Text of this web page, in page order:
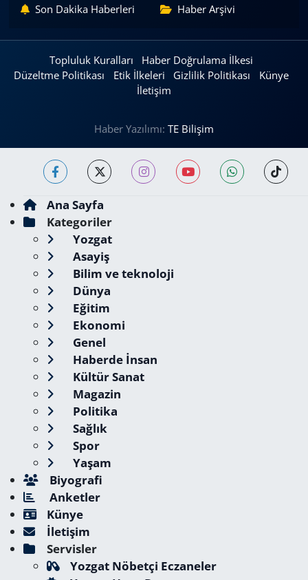
Son Dakika Haberleri Haber Arşivi
Topluluk Kuralları
Haber Doğrulama İlkesi
Düzeltme Politikası
Etik İlkeleri Gizlilik Politikası
Künye
İletişim
Haber Yazılımı: TE Bilişim
Ana Sayfa
Kategoriler
Yozgat
Asayiş
Bilim ve teknoloji
Dünya
Eğitim
Ekonomi
Genel
Haberde İnsan
Kültür Sanat
Magazin
Politika
Sağlık
Spor
Yaşam
Biyografi
Anketler
Künye
İletişim
Servisler
Yozgat Nöbetçi Eczaneler